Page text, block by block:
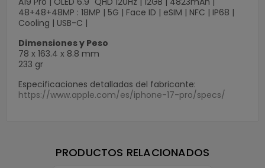
48+48+48MP : 18MP | 5G | Face ID | eSIM | NFC | IP68 |
Cooling | USB-C |
Dimensiones y Peso
78 x 163.4 x 8.8 mm
233 gr
Especificaciones detalladas del fabricante:
https://www.apple.com/es/iphone-17-pro/specs/
PRODUCTOS RELACIONADOS